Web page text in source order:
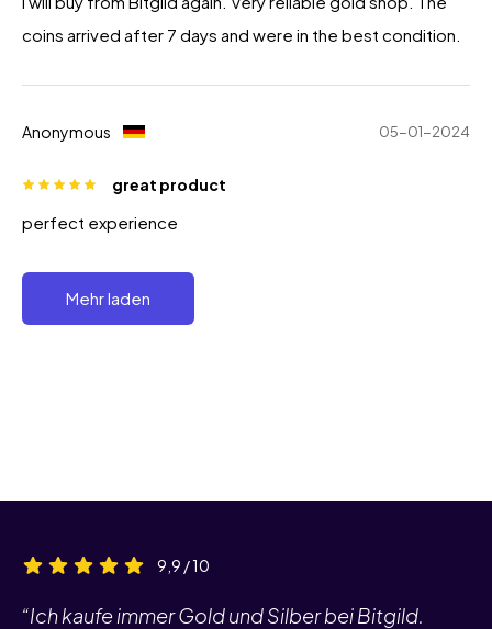
coins arrived after 7 days and were in the best condition.
Anonymous 05-01-2024
great product
perfect experience
Mehr laden
9,9 / 10
“Ich kaufe immer Gold und Silber bei Bitgild.